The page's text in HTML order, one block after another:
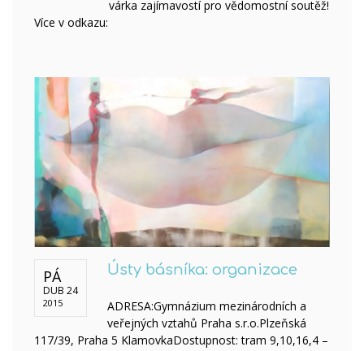
várka zajímavostí pro vědomostní soutěž!
Více v odkazu:
PÁ
DUB 24
2015
Ústy básníka: organizace
ADRESA:Gymnázium mezinárodních a
veřejných vztahů Praha s.r.o.Plzeňská
117/39, Praha 5 KlamovkaDostupnost: tram 9,10,16,4 –